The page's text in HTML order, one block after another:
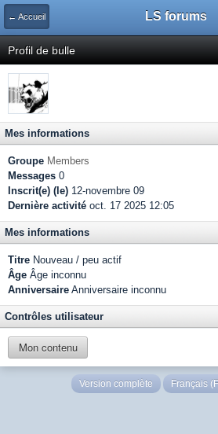
← Accueil LS forums
Profil de bulle
Mes informations
Groupe Members
Messages 0
Inscrit(e) (le) 12-novembre 09
Dernière activité oct. 17 2025 12:05
Mes informations
Titre Nouveau / peu actif
Âge Âge inconnu
Anniversaire Anniversaire inconnu
Contrôles utilisateur
Mon contenu
Version complète Français